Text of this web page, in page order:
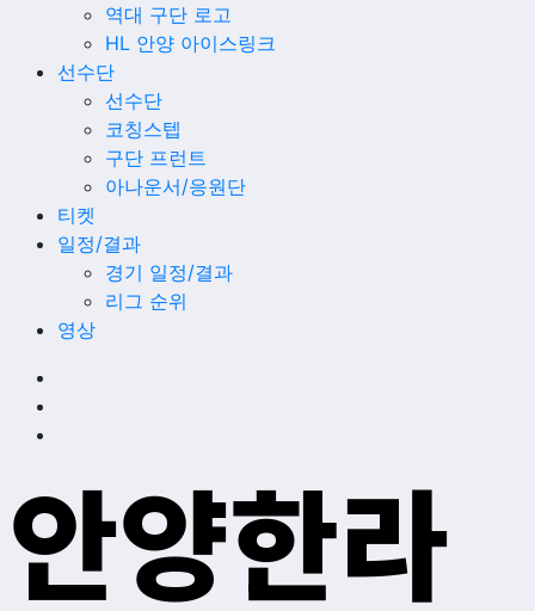
역대 구단 로고
HL 안양 아이스링크
선수단
선수단
코칭스텝
구단 프런트
아나운서/응원단
티켓
일정/결과
경기 일정/결과
리그 순위
영상
안양한라